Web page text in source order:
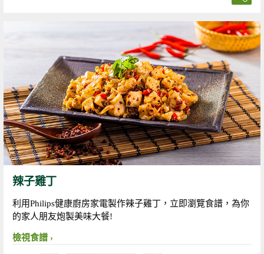
辣子雞丁
利用Philips健康廚房家電製作辣子雞丁，立即瀏覽食譜，為你
的家人朋友炮製美味大餐!
檢視食譜